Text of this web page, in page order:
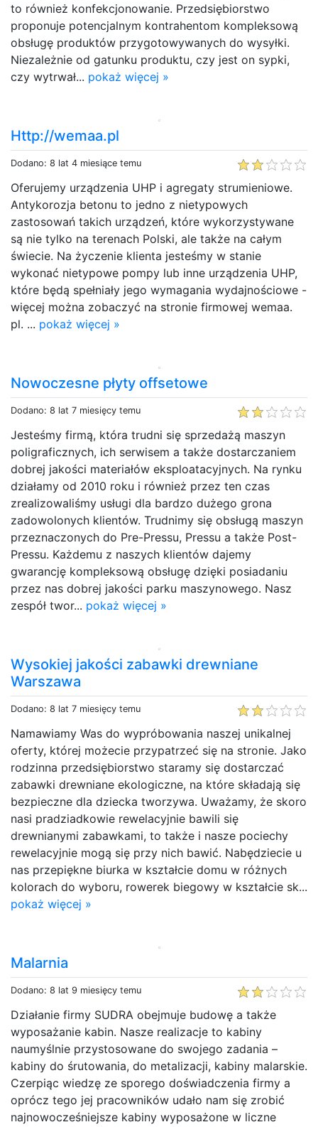
to również konfekcjonowanie. Przedsiębiorstwo
proponuje potencjalnym kontrahentom kompleksową
obsługę produktów przygotowywanych do wysyłki.
Niezależnie od gatunku produktu, czy jest on sypki,
czy wytrwał... pokaż więcej »
Http://wemaa.pl
Dodano: 8 lat 4 miesiące temu
Oferujemy urządzenia UHP i agregaty strumieniowe.
Antykorozja betonu to jedno z nietypowych
zastosowań takich urządzeń, które wykorzystywane
są nie tylko na terenach Polski, ale także na całym
świecie. Na życzenie klienta jesteśmy w stanie
wykonać nietypowe pompy lub inne urządzenia UHP,
które będą spełniały jego wymagania wydajnościowe -
więcej można zobaczyć na stronie firmowej wemaa.
pl. ... pokaż więcej »
Nowoczesne płyty offsetowe
Dodano: 8 lat 7 miesięcy temu
Jesteśmy firmą, która trudni się sprzedażą maszyn
poligraficznych, ich serwisem a także dostarczaniem
dobrej jakości materiałów eksploatacyjnych. Na rynku
działamy od 2010 roku i również przez ten czas
zrealizowaliśmy usługi dla bardzo dużego grona
zadowolonych klientów. Trudnimy się obsługą maszyn
przeznaczonych do Pre-Pressu, Pressu a także Post-
Pressu. Każdemu z naszych klientów dajemy
gwarancję kompleksową obsługę dzięki posiadaniu
przez nas dobrej jakości parku maszynowego. Nasz
zespół twor... pokaż więcej »
Wysokiej jakości zabawki drewniane
Warszawa
Dodano: 8 lat 7 miesięcy temu
Namawiamy Was do wypróbowania naszej unikalnej
oferty, której możecie przypatrzeć się na stronie. Jako
rodzinna przedsiębiorstwo staramy się dostarczać
zabawki drewniane ekologiczne, na które składają się
bezpieczne dla dziecka tworzywa. Uważamy, że skoro
nasi pradziadkowie rewelacyjnie bawili się
drewnianymi zabawkami, to także i nasze pociechy
rewelacyjnie mogą się przy nich bawić. Nabędziecie u
nas przepiękne biurka w kształcie domu w różnych
kolorach do wyboru, rowerek biegowy w kształcie sk...
pokaż więcej »
Malarnia
Dodano: 8 lat 9 miesięcy temu
Działanie firmy SUDRA obejmuje budowę a także
wyposażanie kabin. Nasze realizacje to kabiny
naumyślnie przystosowane do swojego zadania –
kabiny do śrutowania, do metalizacji, kabiny malarskie.
Czerpiąc wiedzę ze sporego doświadczenia firmy a
oprócz tego jej pracowników udało nam się zrobić
najnowocześniejsze kabiny wyposażone w liczne